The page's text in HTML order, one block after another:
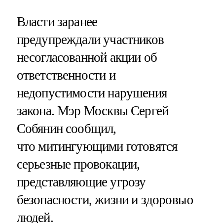
Власти заранее
предупреждали участников
несогласованной акции об
ответственности и
недопустимости нарушения
закона. Мэр Москвы Сергей
Собянин сообщил,
что митингующими готовятся
серьезные провокации,
представляющие угрозу
безопасности, жизни и здоровью
людей.